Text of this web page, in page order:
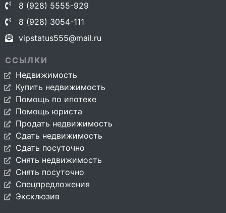
8 (928) 5555-929
8 (928) 3054-111
vipstatus555@mail.ru
ССЫЛКИ
Недвижимость
Купить недвижимость
Помощь по ипотеке
Помощь юриста
Продать недвижимость
Сдать недвижимость
Сдать посуточно
Снять недвижимость
Снять посуточно
Спецпредложения
Эксклюзив